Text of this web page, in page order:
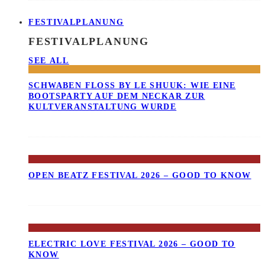
FESTIVALPLANUNG
FESTIVALPLANUNG
SEE ALL
SCHWABEN FLOSS BY LE SHUUK: WIE EINE B
OOTSPARTY AUF DEM NECKAR ZUR K
ULTVERANSTALTUNG WURDE
OPEN BEATZ FESTIVAL 2026 – GOOD TO KNOW
ELECTRIC LOVE FESTIVAL 2026 – GOOD TO
KNOW